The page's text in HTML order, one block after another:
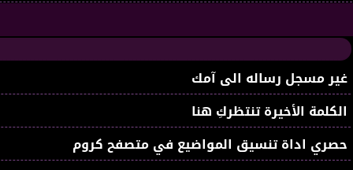
غير مسجل رساله الى آمك
الكلمة الأخيرة تنتظركِ هنا
حصري اداة تنسيق المواضيع في متصفح كروم